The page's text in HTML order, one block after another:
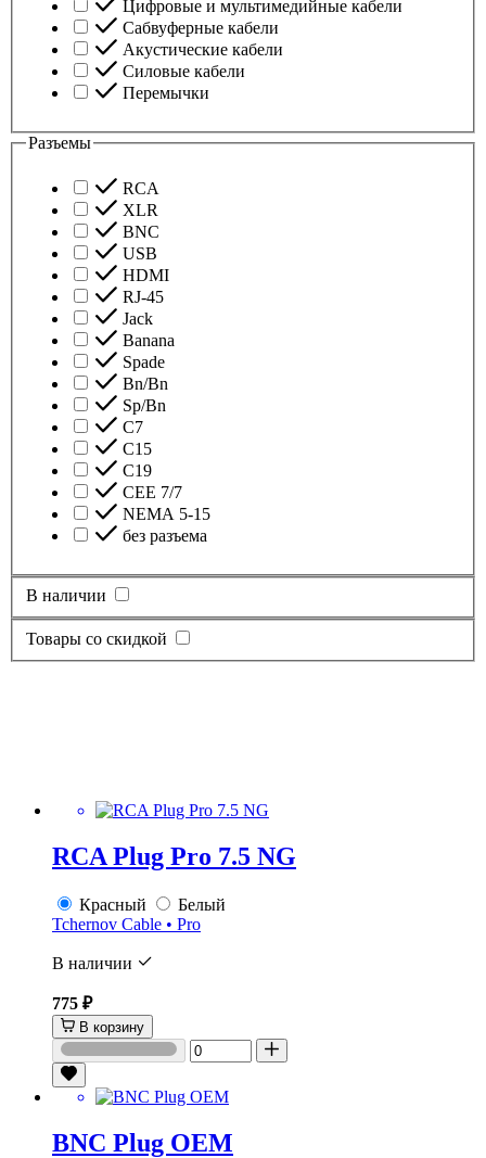
Цифровые и мультимедийные кабели
Сабвуферные кабели
Акустические кабели
Силовые кабели
Перемычки
Разъемы
RCA
XLR
BNC
USB
HDMI
RJ-45
Jack
Banana
Spade
Bn/Bn
Sp/Bn
С7
C15
C19
CEE 7/7
NEMA 5-15
без разъема
В наличии
Товары со скидкой
RCA Plug Pro 7.5 NG
Красный
Белый
Tchernov Cable • Pro
В наличии
775 ₽
В корзину
BNC Plug OEM